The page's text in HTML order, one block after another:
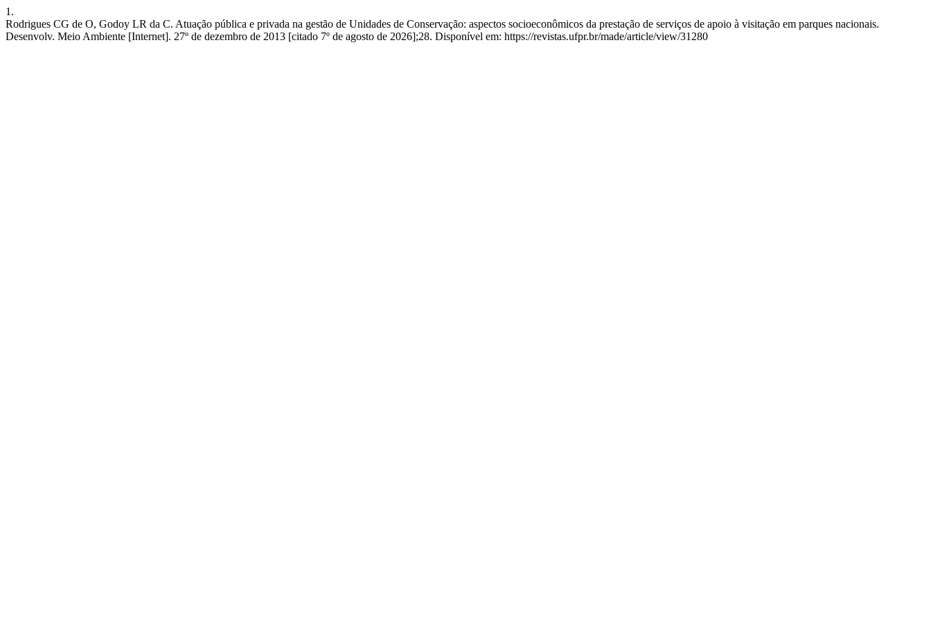
1.
Rodrigues CG de O, Godoy LR da C. Atuação pública e privada na gestão de Unidades de Conservação: aspectos socioeconômicos da prestação de serviços de apoio à visitação em parques nacionais.
Desenvolv. Meio Ambiente [Internet]. 27º de dezembro de 2013 [citado 7º de agosto de 2026];28. Disponível em: https://revistas.ufpr.br/made/article/view/31280